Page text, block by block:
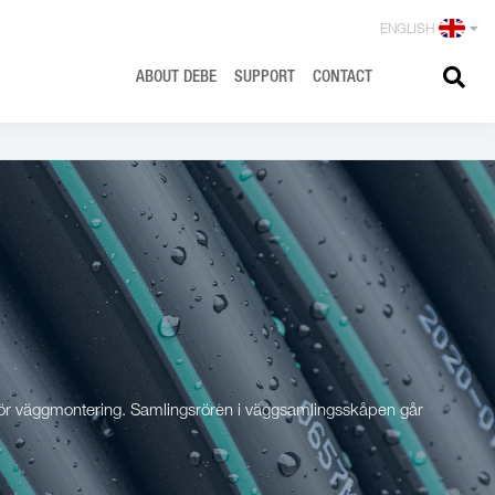
ENGLISH
ABOUT DEBE SUPPORT CONTACT
väggmontering. Samlingsrören i väggsamlingsskåpen går